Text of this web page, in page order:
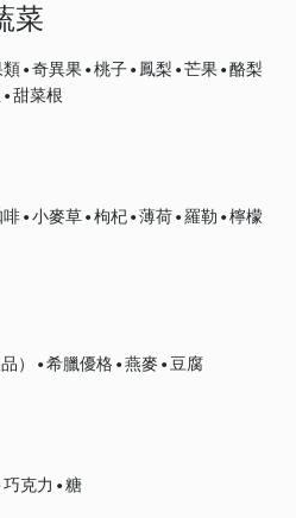
菜
• 奇異果 • 桃子 • 鳳梨 • 芒果 • 酪梨
• 甜菜根
• 小麥草 • 枸杞 • 薄荷 • 羅勒 • 檸檬
） • 希臘優格 • 燕麥 • 豆腐
巧克力 • 糖